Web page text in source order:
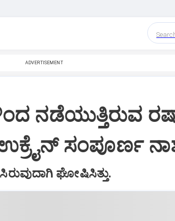
ADVERTISEMENT
ನಡೆಯುತ್ತಿರುವ
ಸಂಪೂರ್ಣ
ಘೋಷಿಸಿತ್ತು.